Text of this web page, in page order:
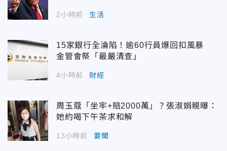
2小時前 生活
15家銀行全淪陷！逾60行員爆回扣風暴
金管會祭「最嚴清查」
4小時前 財經
周玉蔻「坐牢+賠2000萬」？張淑娟親曝：
她約喝下午茶求和解
13小時前 要聞